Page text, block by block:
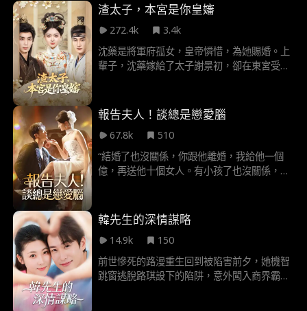
渣太子，本宮是你皇嬸
272.4k
3.4k
沈藥是將軍府孤女，皇帝憐惜，為她賜婚。上
輩子，沈藥嫁給了太子謝景初，卻在東宮受盡
卻在大戰中身受重傷，昏迷不醒的皇叔靖王。
沈藥與靖王謝淵成婚後，謝淵神奇甦醒，沈藥
也在謝淵身上得到了尊重、保護和疼愛，兩人
逐漸產生情愫。而太子謝景初逐漸覺醒了對前
世的記憶，發現自己竟然後悔失去沈藥，開始
報告夫人！談總是戀愛腦
67.8k
510
“結婚了也沒關係，你跟他離婚，我給他一個
億，再送他十個女人。有小孩了也沒關係，我
搶！只要你還有一口氣，今天這個婚，你結，
現場放鋼琴曲，你不結，叫嗩吶隊來！哈哈哈
哈哈
韓先生的深情謀略
14.9k
150
前世慘死的路漫重生回到被陷害前夕，她機智
跳窗逃脫路琪設下的陷阱，意外闖入商界霸主